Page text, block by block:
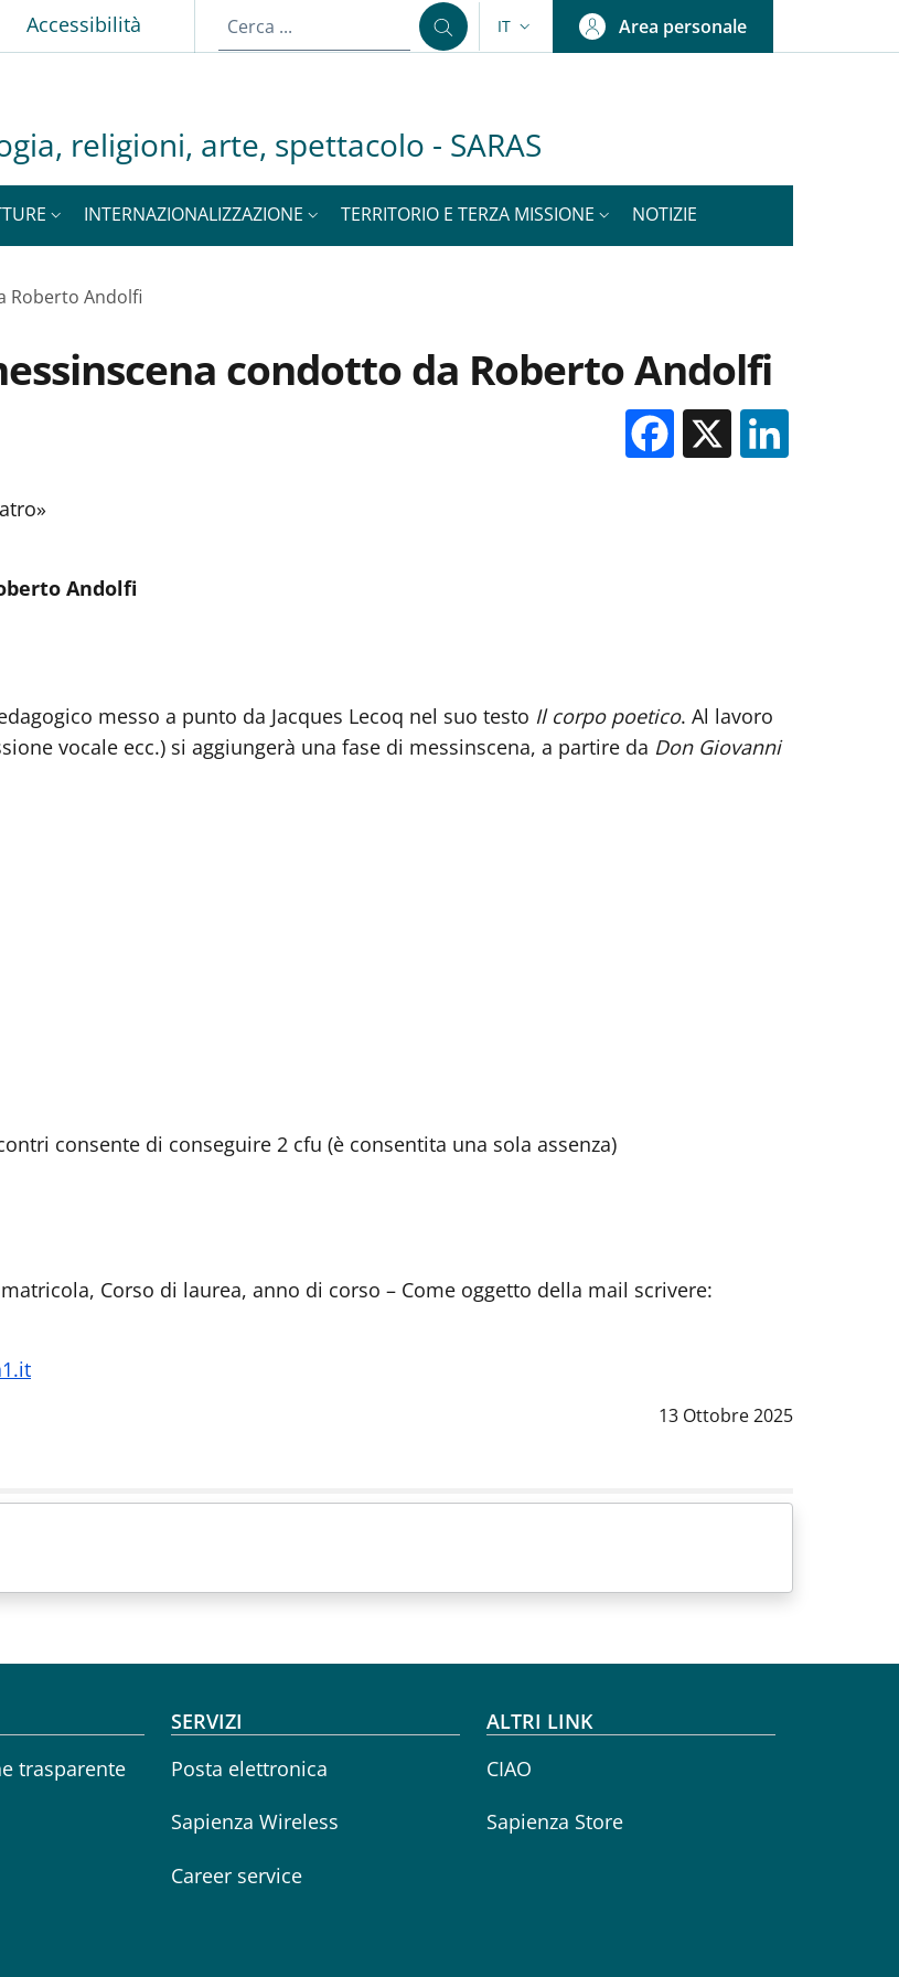
Accessibilità SELETTORE LINGUA: CURRENT LANGUAGE
IT Area personale
religioni, arte, spettacolo - SARAS
INTERNAZIONALIZZAZIONE TERRITORIO E TERZA MISSIONE NOTIZIE
Roberto Andolfi
condotto da Roberto Andolfi
Facebook
X
Andolfi
messo a punto da Jacques Lecoq nel suo testo Il corpo poetico. Al lavoro
vocale ecc.) si aggiungerà una fase di messinscena, a partire da Don Giovanni
consente di conseguire 2 cfu (è consentita una sola assenza)
Corso di laurea, anno di corso – Come oggetto della mail scrivere:
Data notizia:
13 Ottobre 2025
trasparente
SERVIZI
Posta elettronica
Sapienza Wireless
Career service
ALTRI LINK
CIAO
Sapienza Store